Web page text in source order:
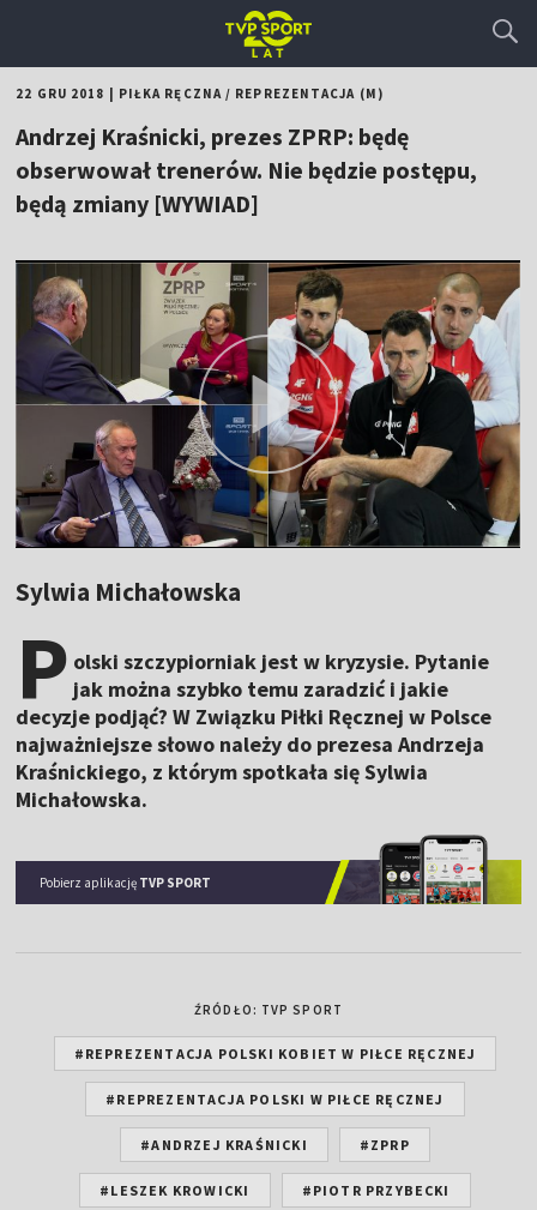
22 GRU 2018 PIŁKA RĘCZNA/ REPREZENTACJA (M)
Andrzej Kraśnicki, prezes ZPRP: będę
obserwował trenerów. Nie będzie postępu,
będą zmiany [WYWIAD]
Sylwia Michałowska
P olski szczypiorniak jest w kryzysie. Pytanie
jak można szybko temu zaradzić i jakie
decyzje podjąć? W Związku Piłki Ręcznej w Polsce
najważniejsze słowo należy do prezesa Andrzeja
Kraśnickiego, z którym spotkała się Sylwia
Michałowska.
Pobierz aplikację TVP SPORT
ŹRÓDŁO: TVP SPORT
#REPREZENTACJA POLSKI KOBIET W PIŁCE RĘCZNEJ
#REPREZENTACJA POLSKI W PIŁCE RĘCZNEJ
#ANDRZEJ KRAŚNICKI #ZPRP
#LESZEK KROWICKI #PIOTR PRZYBECKI